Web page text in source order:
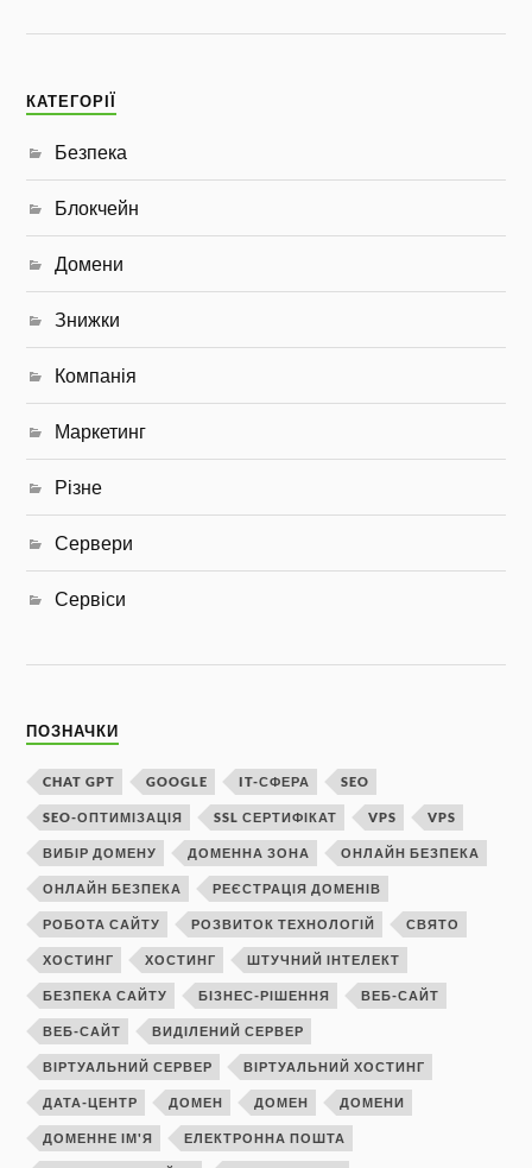
КАТЕГОРІЇ
Безпека
Блокчейн
Домени
Знижки
Компанія
Маркетинг
Різне
Сервери
Сервіси
ПОЗНАЧКИ
CHAT GPT GOOGLE IT-СФЕРА SEO
SEO-ОПТИМІЗАЦІЯ SSL СЕРТИФІКАТ VPS VPS
ВИБІР ДОМЕНУ ДОМЕННА ЗОНА ОНЛАЙН БЕЗПЕКА
ОНЛАЙН БЕЗПЕКА РЕЄСТРАЦІЯ ДОМЕНІВ
РОБОТА САЙТУ РОЗВИТОК ТЕХНОЛОГІЙ СВЯТО
ХОСТИНГ ХОСТИНГ ШТУЧНИЙ ІНТЕЛЕКТ
БЕЗПЕКА САЙТУ БІЗНЕС-РІШЕННЯ ВЕБ-САЙТ
ВЕБ-САЙТ ВИДІЛЕНИЙ СЕРВЕР
ВІРТУАЛЬНИЙ СЕРВЕР ВІРТУАЛЬНИЙ ХОСТИНГ
ДАТА-ЦЕНТР ДОМЕН ДОМЕН ДОМЕНИ
ДОМЕННЕ ІМ'Я ЕЛЕКТРОННА ПОШТА